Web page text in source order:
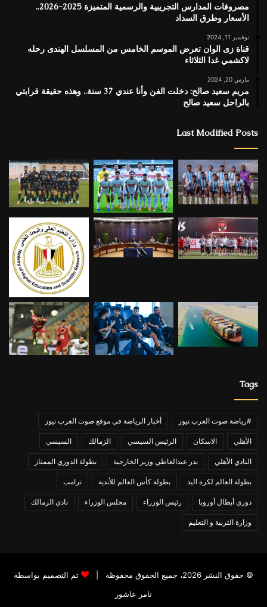
مصروفات المدارس التجريبية والرسمية المتميزة 2025-2026..
الأسعار وطرق السداد
نوفمبر 11, 2024
قناة زى الوان تعرض الموسم الخامس من المسلسل الهندى رحله
لاكشمي غدا الثلاثاء
مارس 20, 2024
مريم سعيد صالح: دخلت الفن وأنا عندي 37 سنة.. وهذه حقيقة قرابتي
بالراحل سعيد صالح
Last Modified Posts
Tags
#رياضة صوت العرب نيوز أخبار الرياضة في موقع صوت العرب نيوز
الأهلي الاسكان الرئيس السيسي الزمالك السيسي
النادي الأهلي بدر عبدالعاطي وزير الخارجية بطولة الدوري الممتاز
بطولة العالم لكرة اليد بطولة كأس العالم للأندية ترامب
دوري أبطال أوروبا رئيس الوزراء مجلس الوزراء نادي الزمالك
وزارة التربية و التعليم
© حقوق النشر 2026، جميع الحقوق محفوظة |
تم التصميم بواسطة
تامر عاشور